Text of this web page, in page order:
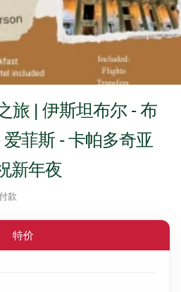
旅 | 伊斯坦布尔 - 布
菲斯 - 卡帕多奇亚
新年夜
款
特价